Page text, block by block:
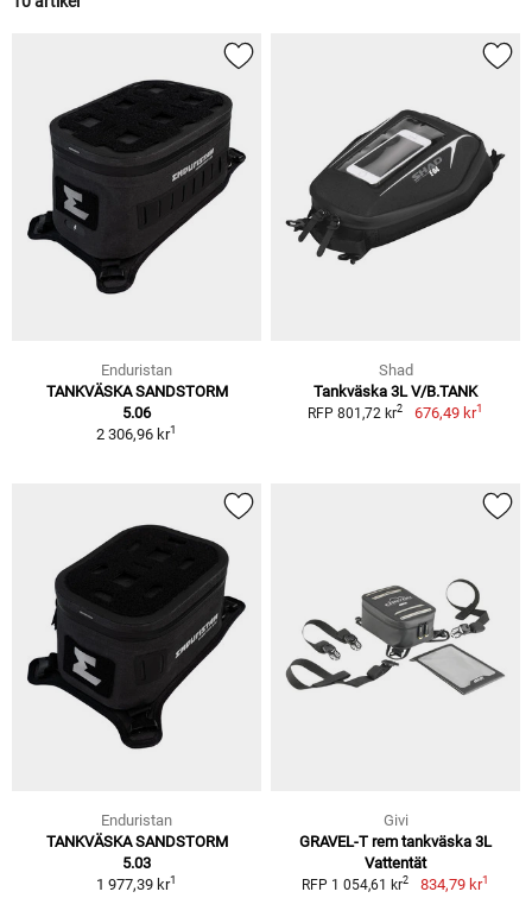
Enduristan
TANKVÄSKA SANDSTORM
5.06
2 306,96 kr1
Shad
Tankväska 3L V/B.TANK
RFP 801,72 kr2 676,49 kr1
Enduristan
TANKVÄSKA SANDSTORM
5.03
1 977,39 kr1
Givi
GRAVEL-T rem tankväska 3L
Vattentät
RFP 1 054,61 kr2 834,79 kr1